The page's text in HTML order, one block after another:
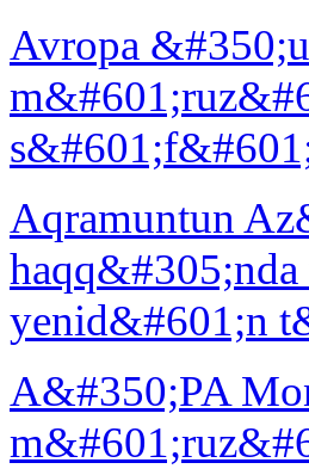
Avropa
Aqramuntun
yenid&#601;n
A&#350;PA